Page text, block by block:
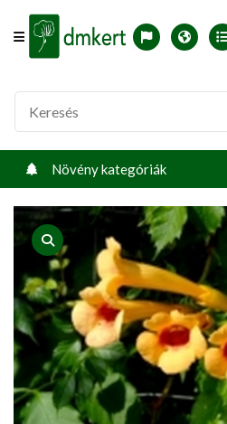
Offcanvas Menu Open
English
Növény kategóriák
product view